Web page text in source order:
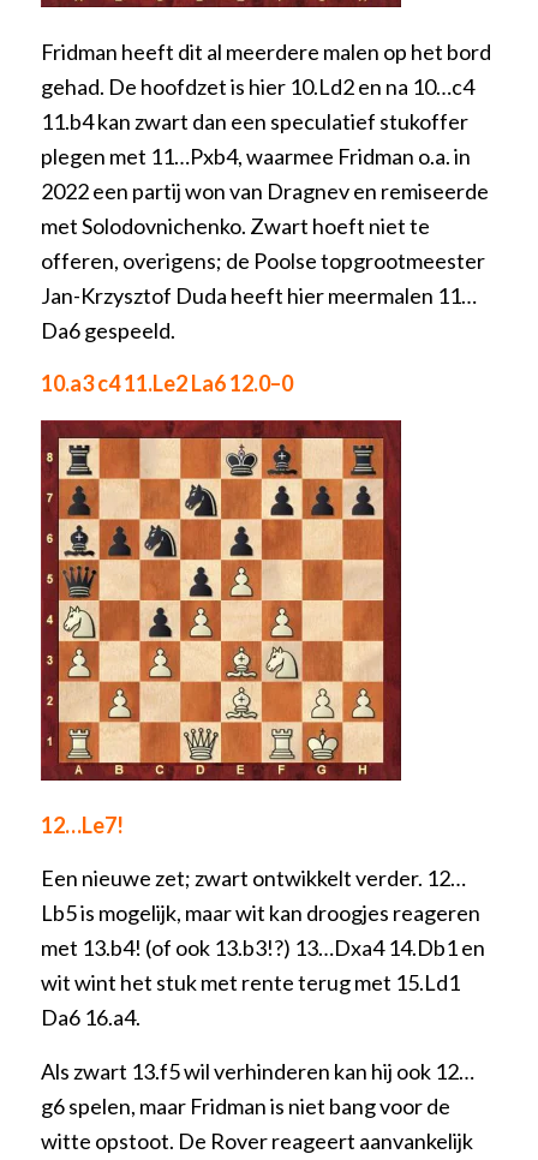
Fridman heeft dit al meerdere malen op het bord
gehad. De hoofdzet is hier 10.Ld2 en na 10…c4
11.b4 kan zwart dan een speculatief stukoffer
plegen met 11…Pxb4, waarmee Fridman o.a. in
2022 een partij won van Dragnev en remiseerde
met Solodovnichenko. Zwart hoeft niet te
offeren, overigens; de Poolse topgrootmeester
Jan-Krzysztof Duda heeft hier meermalen 11…
Da6 gespeeld.
10.a3 c4 11.Le2 La6 12.0–0
12…Le7!
Een nieuwe zet; zwart ontwikkelt verder. 12…
Lb5 is mogelijk, maar wit kan droogjes reageren
met 13.b4! (of ook 13.b3!?) 13…Dxa4 14.Db1 en
wit wint het stuk met rente terug met 15.Ld1
Da6 16.a4.
Als zwart 13.f5 wil verhinderen kan hij ook 12…
g6 spelen, maar Fridman is niet bang voor de
witte opstoot. De Rover reageert aanvankelijk